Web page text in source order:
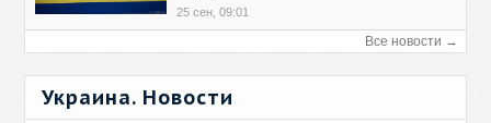
25 сен, 09:01
Все новости →
Украина. Новости